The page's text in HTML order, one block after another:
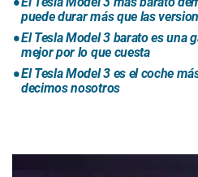
puede durar más que las
El Tesla Model 3 barato es una
mejor por lo que cuesta
El Tesla Model 3 es el coche
decimos nosotros